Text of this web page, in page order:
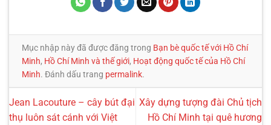
Mục nhập này đã được đăng trong Bạn bè quốc tế với Hồ Chí
Minh, Hồ Chí Minh và thế giới, Hoạt động quốc tế của Hồ Chí
Minh. Đánh dấu trang permalink.
Jean Lacouture – cây bút đại
thụ luôn sát cánh với Việt
Xây dựng tượng đài Chủ tịch
Hồ Chí Minh tại quê hương